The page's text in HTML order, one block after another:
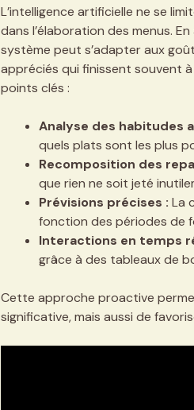
L’intelligence artificielle ne se
dans l’élaboration des menus.
système peut s’adapter aux
appréciés qui finissent souvent
points clés :
Analyse des habitudes
quels plats sont les plus
Recomposition des
que rien ne soit jeté
Prévisions précises : La
fonction des périodes de
Interactions en temps
grâce à des tableaux de
Cette approche proactive
significative, mais aussi de